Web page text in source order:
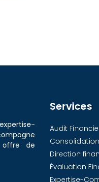
de
Services
Audit
Direction
Évaluation
Expertise-